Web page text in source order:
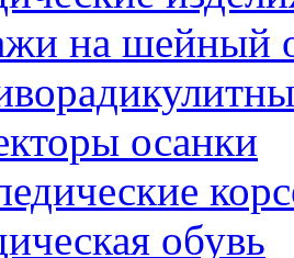
на шейный
осанки
обувь